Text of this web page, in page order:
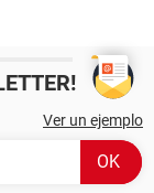
Ver un ejemplo